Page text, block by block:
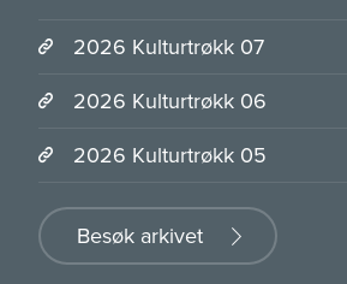
2026 Kulturtrøkk 07
2026 Kulturtrøkk 06
2026 Kulturtrøkk 05
Besøk arkivet